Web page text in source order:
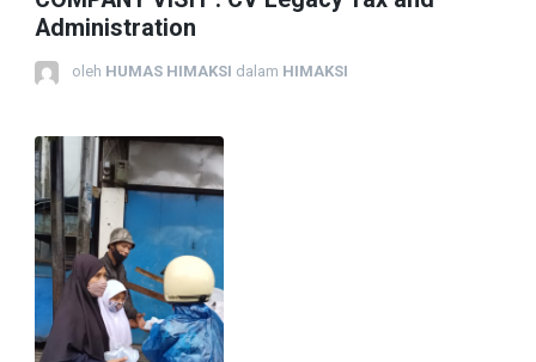
Administration
oleh HUMAS HIMAKSI dalam HIMAKSI